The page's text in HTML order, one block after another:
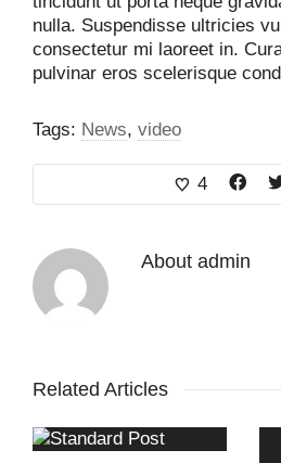
nulla. Suspendisse ultricies
consectetur mi laoreet in.
pulvinar eros scelerisque
Tags: News, video
4
About admin
Related Articles